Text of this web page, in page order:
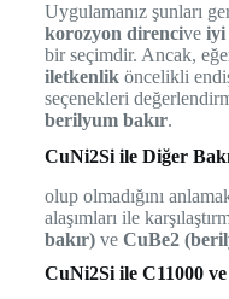
Uygulamanız şunları
korozyon direncive iyi
bir seçimdir. Ancak,
iletkenliköncelikli
seçenekleri
berilyum bakır.
CuNi2Si ile Diğer
olup olmadığını
alaşımları ile
bakır)ve CuBe2
CuNi2Si ile C11000